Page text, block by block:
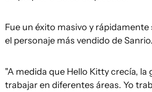
Fue un éxito masivo y
el personaje más vendido de Sanrio.
"A medida que Hello Kitty crecía, la
trabajar en diferentes áreas. Yo